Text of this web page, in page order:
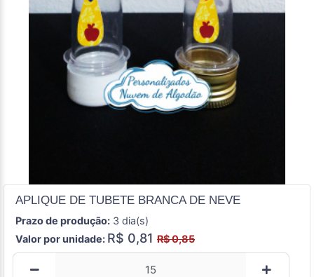
APLIQUE DE TUBETE BRANCA DE NEVE
Prazo de produção: 3 dia(s)
Valor por unidade: R$ 0,81 R$ 0,85